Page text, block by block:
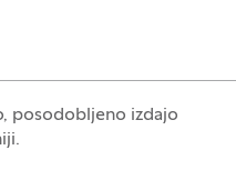
posodobljeno izdajo